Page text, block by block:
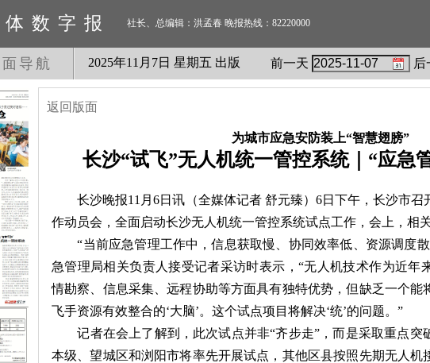
数字报 社长、总编辑：洪孟春 晚报热线：82220000
导航 2025年11 月 7日 星期五 出版 前一天 后
返回版面
为城市应急安防装上“智慧翅膀”
长沙“试飞”无人机统一管控系统｜“应急
长沙晚报11月6日讯（全媒体记者 舒元臻）6日下午，长沙市召
作动员会，全面启动长沙无人机统一管控系统试点工作，会上，相
“当前应急管理工作中，信息获取慢、协同效率低、资源调度散
急管理局相关负责人接受记者采访时表示，“无人机技术作为近年
情勘察、信息采集、远程协助等方面具有独特优势，但缺乏一个能
飞手资源有效整合的‘大脑’。这个试点项目将解决‘统’的问题。”
记者在会上了解到，此次试点并非“齐步走”，而是采取重点突
本级、望城区和浏阳市将率先开展试点，其他区县按照先期无人机